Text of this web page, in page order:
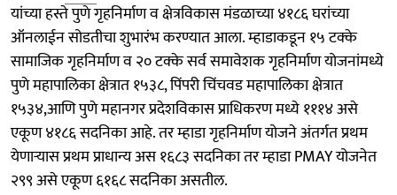
यांच्या हस्ते पुणे गृहनिर्माण व क्षेत्रविकास मंडळाच्या ४१८६ घरांच्या
ऑनलाईन सोडतीचा शुभारंभ करण्यात आला. म्हाडाकडून १५ टक्के
सामाजिक गृहनिर्माण व २० टक्के सर्व समावेशक गृहनिर्माण योजनांमध्ये
पुणे महापालिका क्षेत्रात १५३८, पिंपरी चिंचवड महापालिका क्षेत्रात
१५३४,आणि पुणे महानगर प्रदेशविकास प्राधिकरण मध्ये १११४ असे
एकूण ४१८६ सदनिका आहे. तर म्हाडा गृहनिर्माण योजने अंतर्गत प्रथम
येणाऱ्यास प्रथम प्राधान्य अस १६८३ सदनिका तर म्हाडा PMAY योजनेत
२९९ असे एकूण ६१६८ सदनिका असतील.